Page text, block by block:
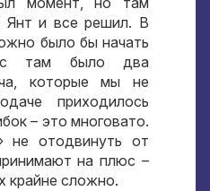
и все решил. В
было бы начать
там было два
, которые мы не
приходилось
– это многовато.
не отодвинуть от
на плюс –
крайне сложно.